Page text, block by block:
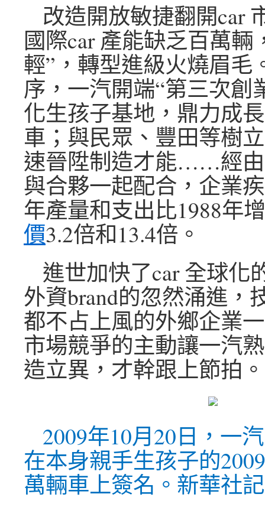
改造開放敏捷翻開car
國際car 產能缺乏百萬輛
輕”，轉型進級火燒眉毛
序，一汽開端“第三次創
化生孩子基地，鼎力成
車；與民眾、豐田等樹
速晉陞制造才能……經
與合夥一起配合，企業
年產量和支出比1988年
價3.2倍和13.4倍。
進世加快了car 全球化
外資brand的忽然涌進，
都不占上風的外鄉企業
市場競爭的主動讓一汽
造立異，才幹跟上節拍。
2009年10月20日，一
在本身親手生孩子的
萬輛車上簽名。新華社